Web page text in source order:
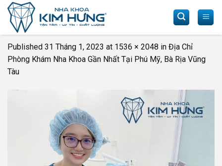
Skip
content
Published 31 Tháng 1, 2023 at 1536 × 2048 in Địa Chỉ
Phòng Khám Nha Khoa Gần Nhất Tại Phú Mỹ, Bà Rịa Vũng
Tàu